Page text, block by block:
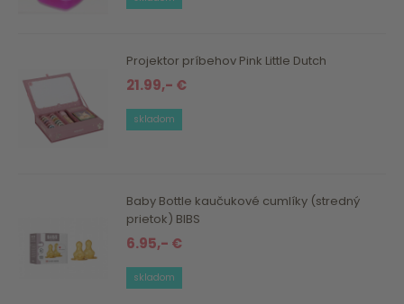
Projektor príbehov Pink Little Dutch
21.99,- €
skladom
Baby Bottle kaučukové cumlíky (stredný
prietok) BIBS
6.95,- €
skladom